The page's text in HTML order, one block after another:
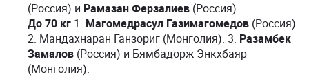
(Россия) и Рамазан Ферзалиев (Россия).
До 70 кг 1. Магомедрасул Газимагомедов (Россия).
2. Мандахнаран Ганзориг (Монголия). 3. Разамбек
Замалов (Россия) и Бямбадорж Энкхбаяр
(Монголия).